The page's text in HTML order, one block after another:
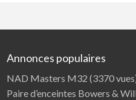
Annonces populaires
NAD Masters M32 (3370
Paire d’enceintes Bowers &